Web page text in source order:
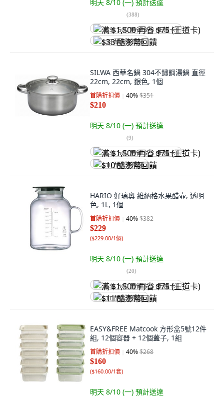
明天 8/10 (一) 預計送達
(388)
满 $1,500 再省 $75 (王道卡)
$33 酷澎幣回饋
SILWA 西華名鍋 304不鏽鋼湯鍋 直徑
22cm, 22cm, 銀色, 1個
首購折扣價 40%$351
$210
明天 8/10 (一) 預計送達
(9)
满 $1,500 再省 $75 (王道卡)
$10 酷澎幣回饋
HARIO 好璃奧 維納格水果醋壺, 透明
色, 1L, 1個
首購折扣價 40%$382
$229
($229.00/1個)
明天 8/10 (一) 預計送達
(20)
满 $1,500 再省 $75 (王道卡)
$11 酷澎幣回饋
EASY&FREE Matcook 方形盒5號12件
組, 12個容器 + 12個蓋子, 1組
首購折扣價 40%$268
$160
($160.00/1套)
明天 8/10 (一) 預計送達